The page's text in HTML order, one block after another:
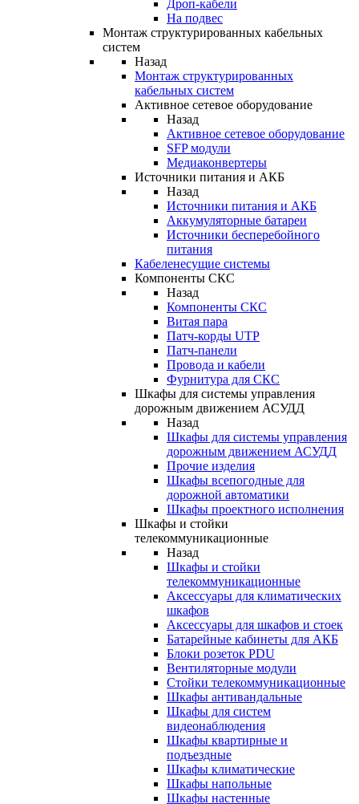
Дроп-кабели
На подвес
Монтаж структурированных кабельных
систем
Назад
Монтаж структурированных
кабельных систем
Активное сетевое оборудование
Назад
Активное сетевое оборудование
SFP модули
Медиаконвертеры
Источники питания и АКБ
Назад
Источники питания и АКБ
Аккумуляторные батареи
Источники бесперебойного
питания
Кабеленесущие системы
Компоненты СКС
Назад
Компоненты СКС
Витая пара
Патч-корды UTP
Патч-панели
Провода и кабели
Фурнитура для СКС
Шкафы для системы управления
дорожным движением АСУДД
Назад
Шкафы для системы управления
дорожным движением АСУДД
Прочие изделия
Шкафы всепогодные для
дорожной автоматики
Шкафы проектного исполнения
Шкафы и стойки
телекоммуникационные
Назад
Шкафы и стойки
телекоммуникационные
Аксессуары для климатических
шкафов
Аксессуары для шкафов и стоек
Батарейные кабинеты для АКБ
Блоки розеток PDU
Вентиляторные модули
Стойки телекоммуникационные
Шкафы антивандальные
Шкафы для систем
видеонаблюдения
Шкафы квартирные и
подъездные
Шкафы климатические
Шкафы напольные
Шкафы настенные